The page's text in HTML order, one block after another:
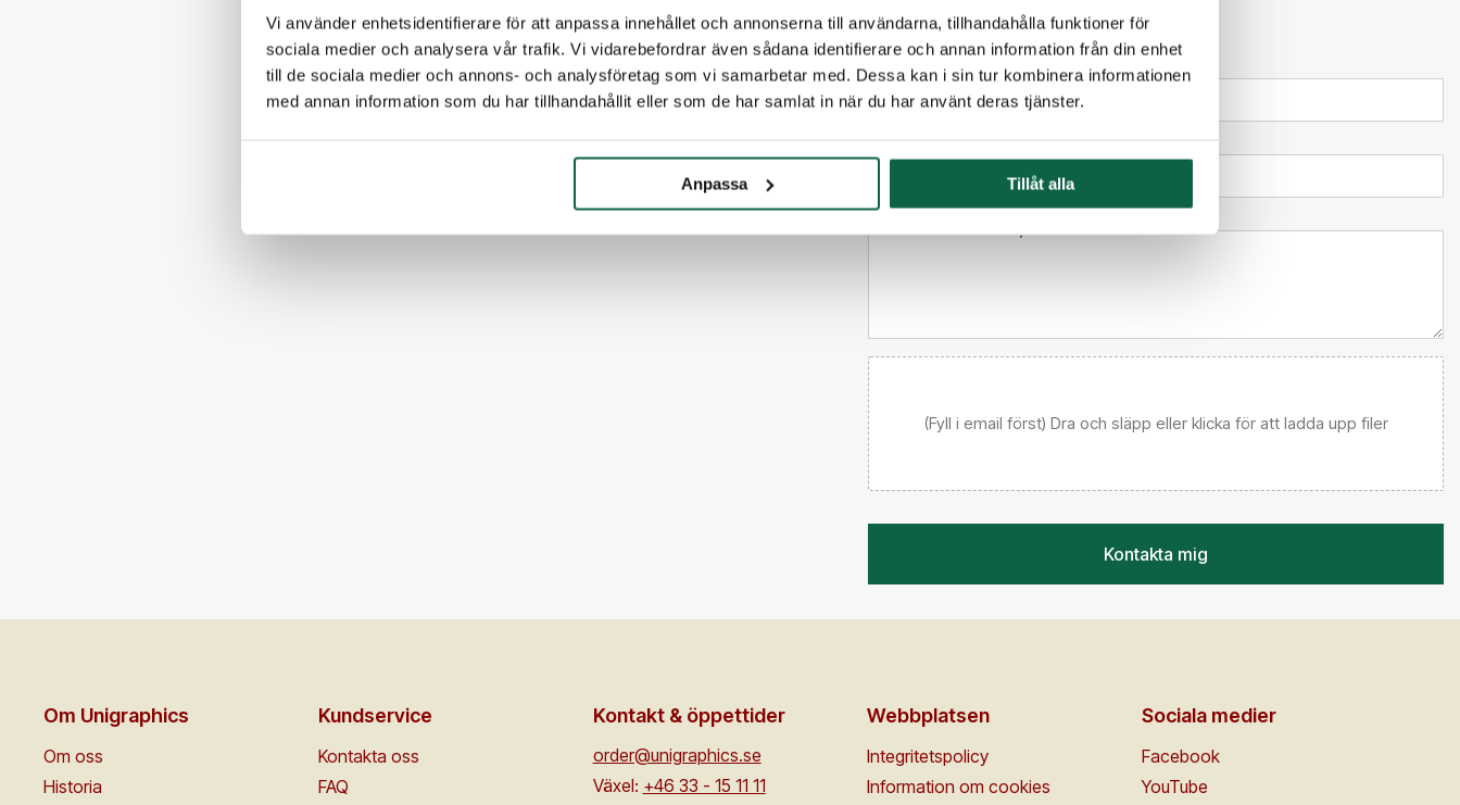
Vi använder enhetsidentifierare för att anpassa innehållet och annonserna till användarna, tillhandahålla funktioner för
sociala medier och analysera vår trafik. Vi vidarebefordrar även sådana identifierare och annan information från din enhet
till de sociala medier och annons- och analysföretag som vi samarbetar med. Dessa kan i sin tur kombinera informationen
med annan information som du har tillhandahållit eller som de har samlat in när du har använt deras tjänster.
Anpassa Tillåt alla
vi dig.
E-post
(Fyll i email först) Dra och släpp eller klicka för att ladda upp filer
Kontakta mig
Om Unigraphics
Om oss
Historia
Kundservice
Kontakta oss
FAQ
Kontakt & öppettider
order@unigraphics.se
Växel: +46 33 - 15 11 11
Webbplatsen
Integritetspolicy
Information om cookies
Sociala medier
Facebook
YouTube